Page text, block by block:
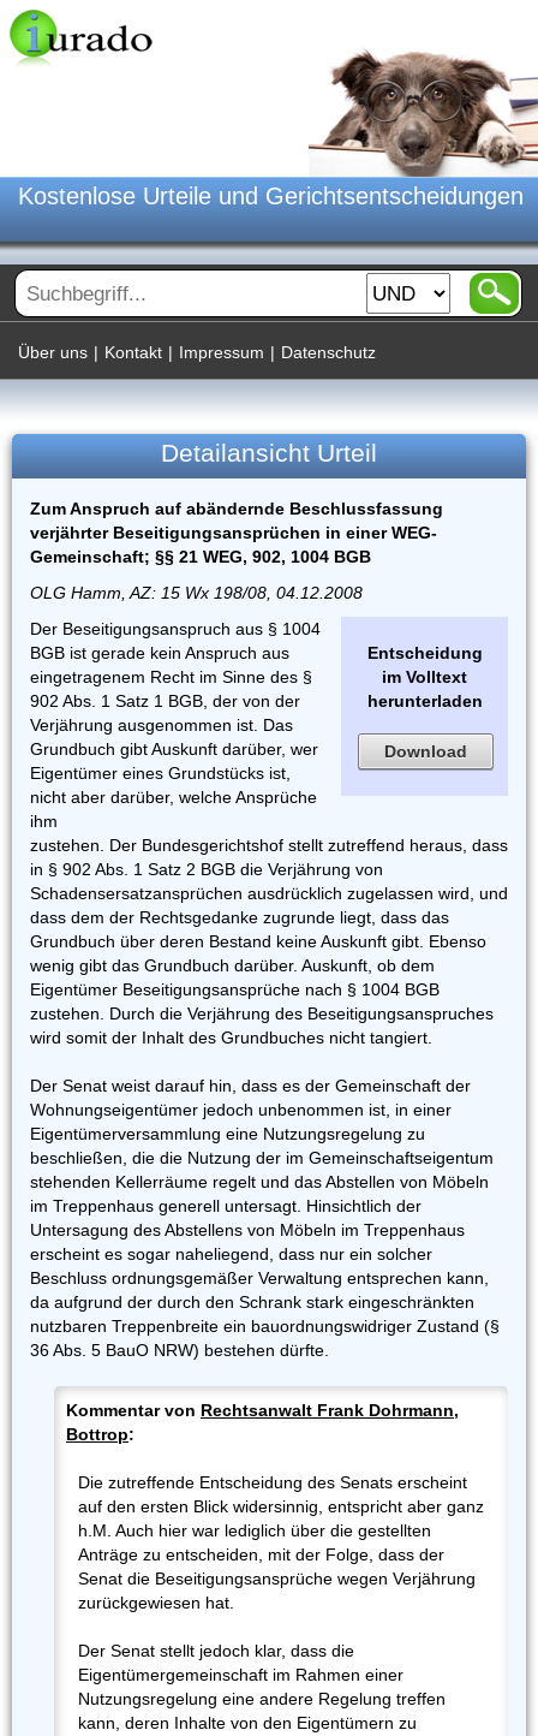
Kostenlose Urteile und Gerichtsentscheidungen
Über uns | Kontakt | Impressum | Datenschutz
Detailansicht Urteil
Zum Anspruch auf abändernde Beschlussfassung
verjährter Beseitigungsansprüchen in einer WEG-
Gemeinschaft; §§ 21 WEG, 902, 1004 BGB
OLG Hamm, AZ: 15 Wx 198/08, 04.12.2008
Entscheidung
im Volltext
herunterladen
Download
Der Beseitigungsanspruch aus § 1004
BGB ist gerade kein Anspruch aus
eingetragenem Recht im Sinne des §
902 Abs. 1 Satz 1 BGB, der von der
Verjährung ausgenommen ist. Das
Grundbuch gibt Auskunft darüber, wer
Eigentümer eines Grundstücks ist,
nicht aber darüber, welche Ansprüche
ihm
zustehen. Der Bundesgerichtshof stellt zutreffend heraus, dass
in § 902 Abs. 1 Satz 2 BGB die Verjährung von
Schadensersatzansprüchen ausdrücklich zugelassen wird, und
dass dem der Rechtsgedanke zugrunde liegt, dass das
Grundbuch über deren Bestand keine Auskunft gibt. Ebenso
wenig gibt das Grundbuch darüber. Auskunft, ob dem
Eigentümer Beseitigungsansprüche nach § 1004 BGB
zustehen. Durch die Verjährung des Beseitigungsanspruches
wird somit der Inhalt des Grundbuches nicht tangiert.
Der Senat weist darauf hin, dass es der Gemeinschaft der
Wohnungseigentümer jedoch unbenommen ist, in einer
Eigentümerversammlung eine Nutzungsregelung zu
beschließen, die die Nutzung der im Gemeinschaftseigentum
stehenden Kellerräume regelt und das Abstellen von Möbeln
im Treppenhaus generell untersagt. Hinsichtlich der
Untersagung des Abstellens von Möbeln im Treppenhaus
erscheint es sogar naheliegend, dass nur ein solcher
Beschluss ordnungsgemäßer Verwaltung entsprechen kann,
da aufgrund der durch den Schrank stark eingeschränkten
nutzbaren Treppenbreite ein bauordnungswidriger Zustand (§
36 Abs. 5 BauO NRW) bestehen dürfte.
Kommentar von Rechtsanwalt Frank Dohrmann,
Bottrop:
Die zutreffende Entscheidung des Senats erscheint
auf den ersten Blick widersinnig, entspricht aber ganz
h.M. Auch hier war lediglich über die gestellten
Anträge zu entscheiden, mit der Folge, dass der
Senat die Beseitigungsansprüche wegen Verjährung
zurückgewiesen hat.
Der Senat stellt jedoch klar, dass die
Eigentümergemeinschaft im Rahmen einer
Nutzungsregelung eine andere Regelung treffen
kann, deren Inhalte von den Eigentümern zu